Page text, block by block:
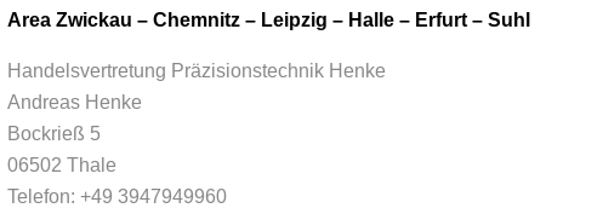
Area Zwickau – Chemnitz – Leipzig – Halle – Erfurt – Suhl
Handelsvertretung Präzisionstechnik Henke
Andreas Henke
Bockrieß 5
06502 Thale
Telefon: +49 3947949960